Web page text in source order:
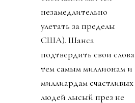
незамедлительно
улетать за пределы
США). Шанса
подтвердить свои слова
тем самым миллионам и
миллиардам счастливых
людей лысый през не